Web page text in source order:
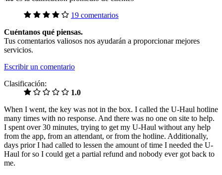
19 comentarios
Cuéntanos qué piensas.
Tus comentarios valiosos nos ayudarán a proporcionar mejores
servicios.
Escribir un comentario
Clasificación:
1.0
When I went, the key was not in the box. I called the U-Haul hotline
many times with no response. And there was no one on site to help.
I spent over 30 minutes, trying to get my U-Haul without any help
from the app, from an attendant, or from the hotline. Additionally,
days prior I had called to lessen the amount of time I needed the U-
Haul for so I could get a partial refund and nobody ever got back to
me.